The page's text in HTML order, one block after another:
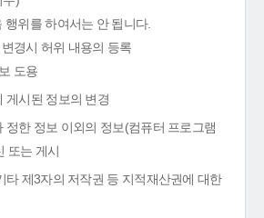
위를 하여서는 안 됩니다.
경시 허위 내용의 등록
도용
게시된 정보의 변경
정한 정보 이외의 정보(컴퓨터 프로그램
또는 게시
타 제3자의 저작권 등 지적재산권에 대한